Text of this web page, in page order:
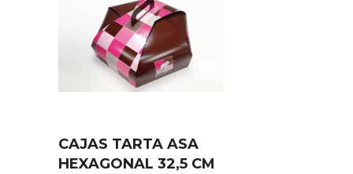
CAJAS TARTA ASA
HEXAGONAL 32,5 CM